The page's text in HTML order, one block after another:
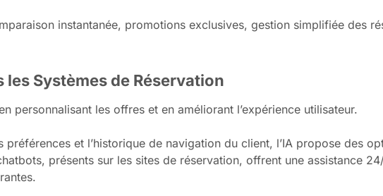
instantanée, promotions exclusives, gestion simplifiée des
les Systèmes de Réservation
personnalisant les offres et en améliorant l’expérience utilisateur.
préférences et l’historique de navigation du client, l’IA propose des
présents sur les sites de réservation, offrent une assistance